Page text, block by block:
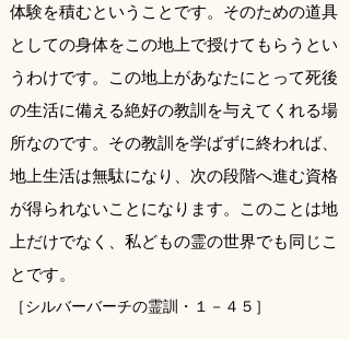
体験を積むということです。そのための道具
としての身体をこの地上で授けてもらうとい
うわけです。この地上があなたにとって死後
の生活に備える絶好の教訓を与えてくれる場
所なのです。その教訓を学ばずに終われば、
地上生活は無駄になり、次の段階へ進む資格
が得られないことになります。このことは地
上だけでなく、私どもの霊の世界でも同じこ
とです。
［シルバーバーチの霊訓・１－４５］